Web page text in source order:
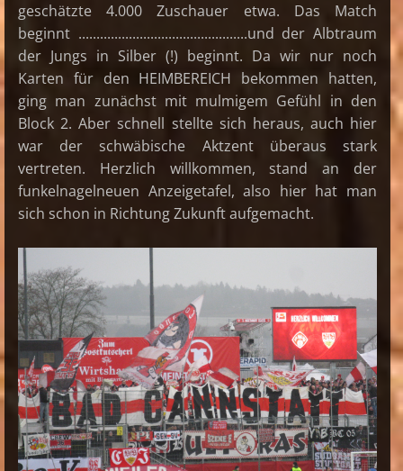
geschätzte 4.000 Zuschauer etwa. Das Match
beginnt ...............................................und der Albtraum
der Jungs in Silber (!) beginnt. Da wir nur noch
Karten für den HEIMBEREICH bekommen hatten,
ging man zunächst mit mulmigem Gefühl in den
Block 2. Aber schnell stellte sich heraus, auch hier
war der schwäbische Aktzent überaus stark
vertreten. Herzlich willkommen, stand an der
funkelnagelneuen Anzeigetafel, also hier hat man
sich schon in Richtung Zukunft aufgemacht.